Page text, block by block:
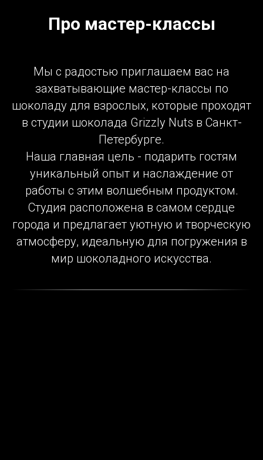
Про мастер-классы
Мы с радостью приглашаем вас на
захватывающие мастер-классы по
шоколаду для взрослых, которые проходят
в студии шоколада Grizzly Nuts в Санкт-
Петербурге.
Наша главная цель - подарить гостям
уникальный опыт и наслаждение от
работы с этим волшебным продуктом.
Cтудия расположена в самом сердце
города и предлагает уютную и творческую
атмосферу, идеальную для погружения в
мир шоколадного искусства.